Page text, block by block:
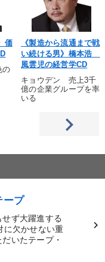
価
の
《製造から流通まで戦
い続ける男》橋本浩
風雲児の経営学CD
キョウデン 売上3千
億の企業グループを率
いる
ープ
ず大躍進する
に欠かせない重
いたテープ・